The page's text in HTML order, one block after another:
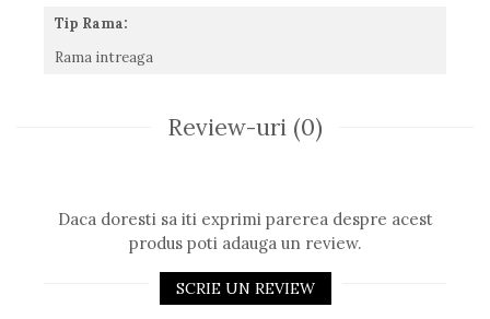
Tip Rama:
Rama intreaga
Review-uri (0)
Daca doresti sa iti exprimi parerea despre acest
produs poti adauga un review.
SCRIE UN REVIEW